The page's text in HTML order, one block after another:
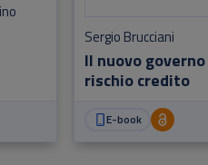
Il nuovo
rischio credito
Sergio Brucciani
E-book